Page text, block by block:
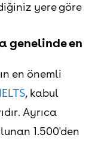
yere göre
genelinde en
en önemli
IELTS, kabul
Ayrıca
1.500'den